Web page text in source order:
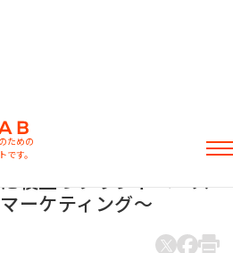
ための
す。
悩みを徹底サポート
グで得る新たな視点
役立つプラントベース
ーケティング～